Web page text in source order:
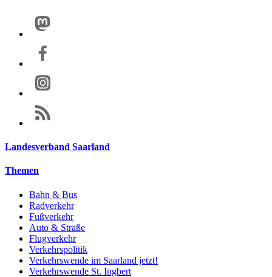
Landesverband Saarland
Themen
Bahn & Bus
Radverkehr
Fußverkehr
Auto & Straße
Flugverkehr
Verkehrspolitik
Verkehrswende im Saarland jetzt!
Verkehrswende St. Ingbert